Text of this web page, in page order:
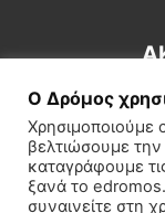
Ο Δρόμος
Χρησιμοποιούμε
βελτιώσουμε την
καταγράφουμε
ξανά το
συναινείτε στη